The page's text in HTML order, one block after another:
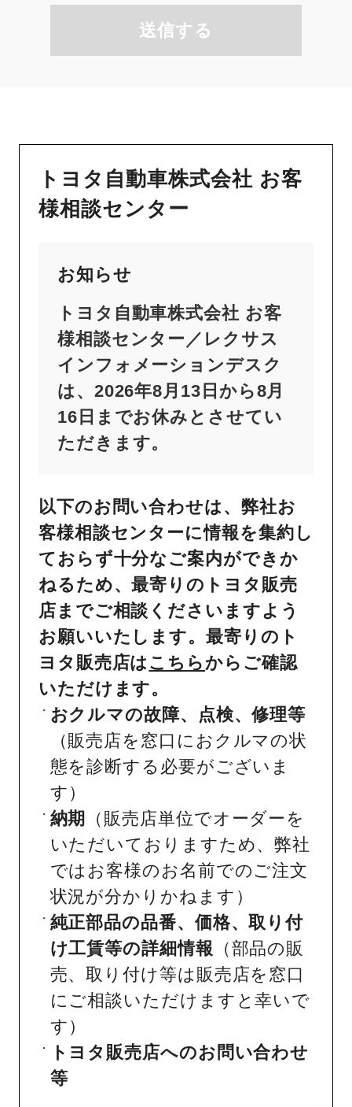
送信する
トヨタ自動車株式会社 お客
様相談センター
お知らせ
トヨタ自動車株式会社 お客
様相談センター／レクサス
インフォメーションデスク
は、2026年8月13日から8月
16日までお休みとさせてい
ただきます。
以下のお問い合わせは、弊社お
客様相談センターに情報を集約し
ておらず十分なご案内ができか
ねるため、最寄りのトヨタ販売
店までご相談くださいますよう
お願いいたします。最寄りのト
ヨタ販売店はこちら からご確認
いただけます。
おクルマの故障、点検、修理等
（販売店を窓口におクルマの状
態を診断する必要がございま
す）
納期
（販売店単位でオーダーを
いただいておりますため、弊社
ではお客様のお名前でのご注文
状況が分かりかねます）
純正部品の品番、価格、取り付
け工賃等の詳細情報 （部品の販
売、取り付け等は販売店を窓口
にご相談いただけますと幸いで
す）
トヨタ販売店へのお問い合わせ
等